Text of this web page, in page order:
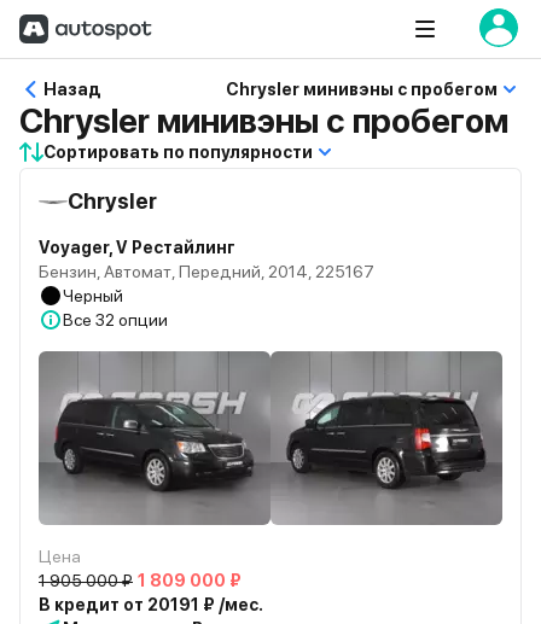
Назад Chrysler минивэны с пробегом
Chrysler минивэны с пробегом
Сортировать по популярности
Chrysler
Voyager, V Рестайлинг
Бензин, Автомат, Передний, 2014, 225167
Черный
Все 32 опции
Цена
1 905 000 ₽ 1 809 000 ₽
В кредит от 20191 ₽ /мес.